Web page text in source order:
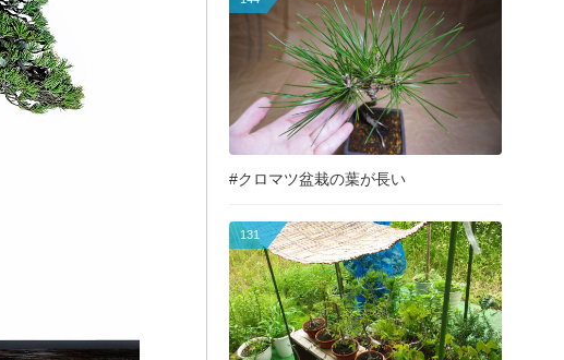
#クロマツ盆栽の葉が長い
131